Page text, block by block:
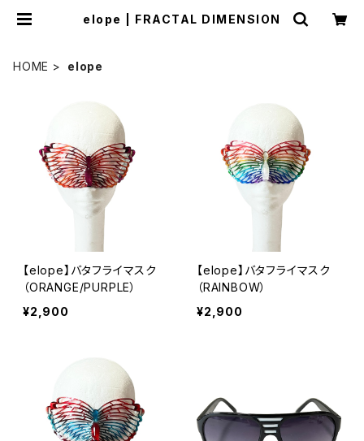
elope | FRACTAL DIMENSION
HOME elope
【elope】バタフライマスク
（ORANGE/PURPLE）
¥2,900
【elope】バタフライマスク
（RAINBOW）
¥2,900